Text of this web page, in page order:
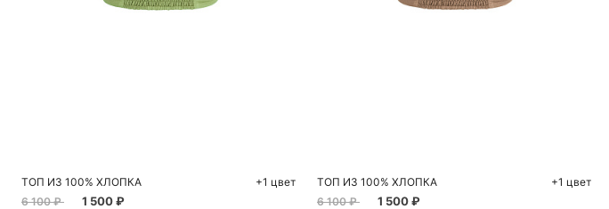
ТОП ИЗ 100% ХЛОПКА
6 100 ₽
1 500 ₽
+1 цвет
ТОП ИЗ 100% ХЛОПКА
6 100 ₽
1 500 ₽
+1 цвет